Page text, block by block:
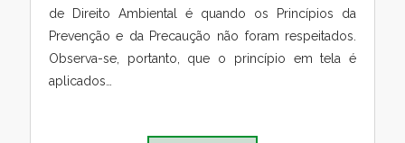
de Direito Ambiental é quando os Princípios da
Prevenção e da Precaução não foram respeitados.
Observa-se, portanto, que o princípio em tela é
aplicados…